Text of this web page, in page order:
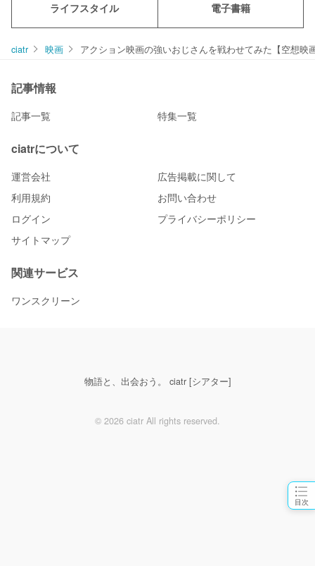
目次
ライフスタイル 電子書籍
ciatr 映画 アクション映画の強いおじさんを戦わせてみた【空想映
記事情報
記事一覧 特集一覧
ciatrについて
運営会社
広告掲載に関して
利用規約
お問い合わせ
ログイン
プライバシーポリシー
サイトマップ
関連サービス
ワンスクリーン
物語と、出会おう。 ciatr [シアター]
© 2026 ciatr All rights reserved.